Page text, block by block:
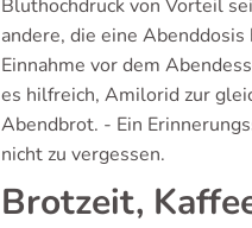
Bluthochdruck von Vorteil
andere, die eine
Einnahme vor dem
es hilfreich, Amilorid zur
Abendbrot. - Ein
nicht zu vergessen.
Brotzeit,